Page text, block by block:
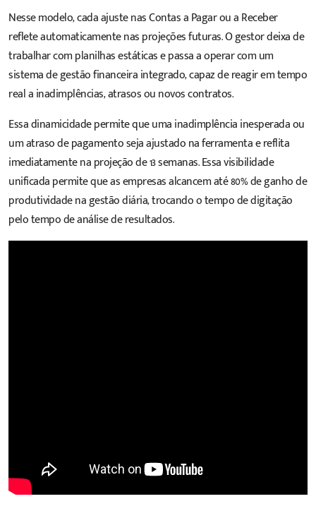
Nesse modelo, cada ajuste nas Contas a Pagar ou a Receber
reflete automaticamente nas projeções futuras. O gestor deixa de
trabalhar com planilhas estáticas e passa a operar com um
sistema de gestão financeira integrado, capaz de reagir em tempo
real a inadimplências, atrasos ou novos contratos.
Essa dinamicidade permite que uma inadimplência inesperada ou
um atraso de pagamento seja ajustado na ferramenta e reflita
imediatamente na projeção de 13 semanas. Essa visibilidade
unificada permite que as empresas alcancem até 80% de ganho de
produtividade na gestão diária, trocando o tempo de digitação
pelo tempo de análise de resultados.